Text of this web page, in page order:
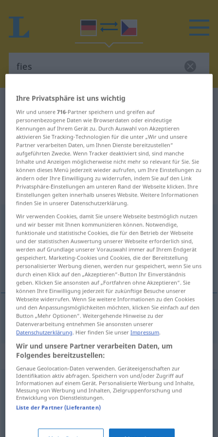
Deutsch-Tschechisch Wörterbuch
Deutsch-Tschechisch Übersetzung
für "fies"
"fies" Tschechisch Übersetzung
„fies“
fies UMG
Übersicht aller Übersetzungen
(Für mehr Details die Übersetzung anklicken/antippen)
mizerný
mizerný fies
Synonyme für "fies"
bösartig,böse,übel ,gemein,böswillig,schlecht
schlimm (ugs.)
Ihre Privatsphäre ist uns wichtig
Wir und unsere716-Partner speichern und greifen auf
personenbezogene Daten wie Browserdaten oder eindeutige
Kennungen auf Ihrem Gerät zu. Durch Auswahl von Akzeptieren
aktivieren Sie Tracking-Technologien für die unter „Wir und unsere
Partner verarbeiten Daten, um Ihnen Dienste bereitzustellen“
aufgeführten Zwecke. Wenn Tracker deaktiviert sind, sind manche
Inhalte und Anzeigen möglicherweise nicht mehr so relevant für Sie. Sie
können dieses Menü jederzeit wieder aufrufen, um Ihre Einstellungen zu
ändern oder Ihre Einwilligung zu widerrufen, indem Sie auf den Link
Privatsphäre-Einstellungen am unteren Rand der Webseite klicken. Ihre
Einstellungen gelten innerhalb unseres Website. Weitere Informationen
finden Sie in unserer Datenschutzerklärung.
Wir verwenden Cookies, damit Sie unsere Webseite bestmöglich nutzen
und wir besser mit Ihnen kommunizieren können. Notwendige,
funktionale und statistische Cookies, die für den Betrieb der Webseite
und der statistischen Auswertung unserer Webseite erforderlich sind,
werden auf Grundlage unserer Vorauswahl immer auf Ihrem Endgerät
gespeichert. Marketing-Cookies und Cookies, die der Bereitstellung
personalisierter Werbung dienen, werden nur gespeichert, wenn Sie uns
durch einen Klick auf den „Akzeptieren“-Button Ihr Einverständnis
geben. Klicken Sie ansonsten auf „Fortfahren ohne Akzeptieren“. Sie
können Ihre Einwilligung jederzeit für zukünftige Besuche unserer
Webseite widerrufen. Wenn Sie weitere Informationen zu den Cookies
und den Anpassungsmöglichkeiten möchten, klicken Sie einfach auf den
Button „Mehr Optionen“. Weitergehende Hinweise zu der
Datenverarbeitung entnehmen Sie ansonsten unserer
Datenschutzerklärung. Hier finden Sie unserImpressum.
Wir und unsere Partner verarbeiten Daten, um
Folgendes bereitzustellen:
Genaue Geolocation-Daten verwenden. Geräteeigenschaften zur
Identifikation aktiv abfragen. Speichern von und/oder Zugriff auf
Informationen auf einem Gerät. Personalisierte Werbung und Inhalte,
Messung von Werbung und Inhalten, Zielgruppenforschung und
Entwicklung von Dienstleistungen.
Liste der Partner (Lieferanten)